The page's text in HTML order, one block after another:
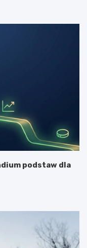
podstaw dla